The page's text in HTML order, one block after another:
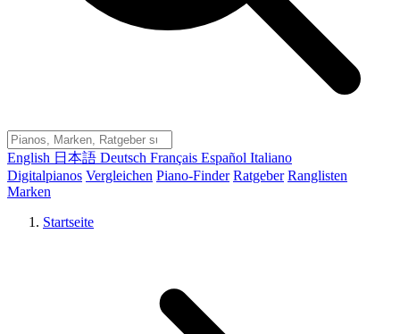
English 日本語 Deutsch Français Español Italiano
Digitalpianos Vergleichen Piano-Finder Ratgeber Ranglisten
Marken
Startseite